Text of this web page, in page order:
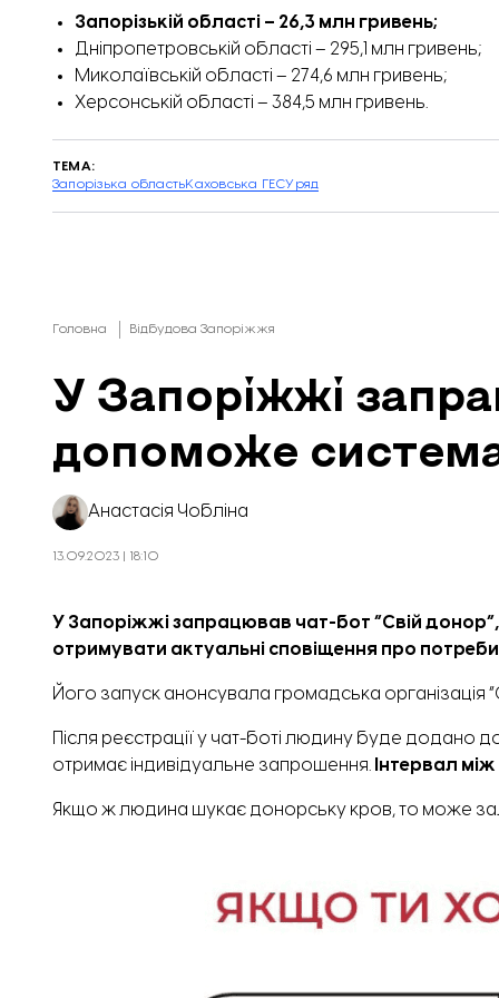
Запорізькій області – 26,3 млн гривень;
Дніпропетровській області – 295,1 млн гривень;
Миколаївській області – 274,6 млн гривень;
Херсонській області – 384,5 млн гривень.
ТЕМА:
Запорізька областьКаховська ГЕСУряд
Головна Відбудова Запоріжжя
У Запоріжжі
допоможе
Анастасія Чобліна
13.09.2023 | 18:10
У Запоріжжі запрацював чат-бот “Свій
отримувати актуальні сповіщення про потреби
Його запуск анонсувала громадська організація
Після реєстрації у чат-боті людину буде додано
отримає індивідуальне запрошення. Інтервал
Якщо ж людина шукає донорську кров, то може